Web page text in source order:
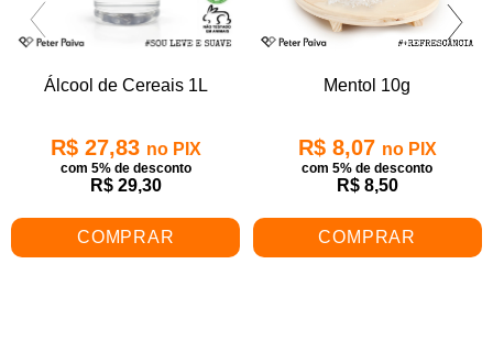
Álcool de Cereais 1L
R$ 27,83 no PIX
com 5% de desconto
R$ 29,30
COMPRAR
Mentol 10g
R$ 8,07 no PIX
com 5% de desconto
R$ 8,50
COMPRAR